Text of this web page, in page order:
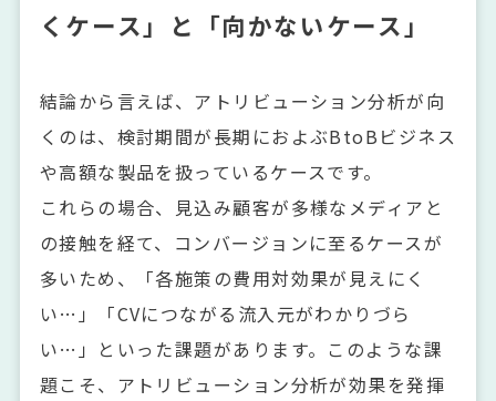
くケース」と「向かないケース」
結論から言えば、アトリビューション分析が向
くのは、検討期間が長期におよぶBtoBビジネス
や高額な製品を扱っているケースです。
これらの場合、見込み顧客が多様なメディアと
の接触を経て、コンバージョンに至るケースが
多いため、「各施策の費用対効果が見えにく
い…」「CVにつながる流入元がわかりづら
い…」といった課題があります。このような課
題こそ、アトリビューション分析が効果を発揮